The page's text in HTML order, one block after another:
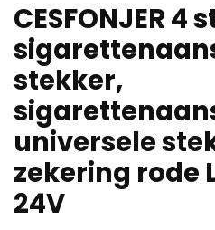
CESFONJER 4
stekker,
universele
zekering rode
24V